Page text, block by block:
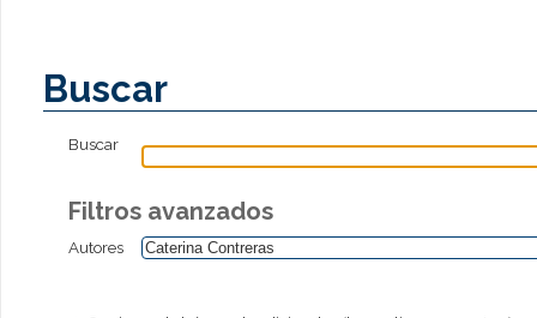
Buscar
Buscar
Filtros avanzados
Autores